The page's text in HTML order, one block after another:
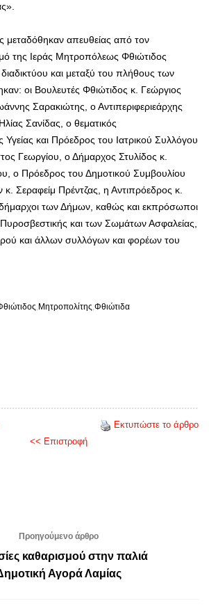
μεταδόθηκαν απευθείας από τον
της Ιεράς Μητροπόλεως Φθιώτιδος
και μεταξύ του πλήθους των
οι Βουλευτές Φθιώτιδος κ. Γεώργιος
Σαρακιώτης, ο Αντιπεριφεριεάρχης
Σανίδας, ο θεματικός
Υγείας και Πρόεδρος του Ιατρικού Συλλόγου
Γεωργίου, ο Δήμαρχος Στυλίδος κ.
ο Πρόεδρος του Δημοτικού Συμβουλίου
Σεραφείμ Πρέντζας, η Αντιπρόεδρος κ.
των Δήμων, καθώς και εκπρόσωποι
Πυροσβεστικής και των Σωμάτων Ασφαλείας,
και άλλων συλλόγων και φορέων του
Μητροπολίτης Φθιώτιδα
Εκτυπώστε το άρθρο
<< Επιστροφή
Προηγούμενο άρθρο
καθαρισμού στην παλιά
Αγορά Λαμίας